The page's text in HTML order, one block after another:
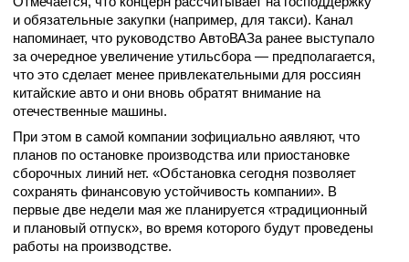
и обязательные закупки (например, для такси). Канал
напоминает, что руководство АвтоВАЗа ранее выступало
за очередное увеличение утильсбора — предполагается,
что это сделает менее привлекательными для россиян
китайские авто и они вновь обратят внимание на
отечественные машины.
При этом в самой компании зофициально аявляют, что
планов по остановке производства или приостановке
сборочных линий нет. «Обстановка сегодня позволяет
сохранять финансовую устойчивость компании». В
первые две недели мая же планируется «традиционный
и плановый отпуск», во время которого будут проведены
работы на производстве.